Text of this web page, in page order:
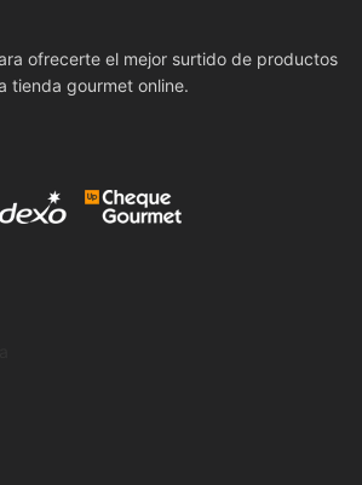
ofrecerte el mejor surtido de productos
tienda gourmet online.